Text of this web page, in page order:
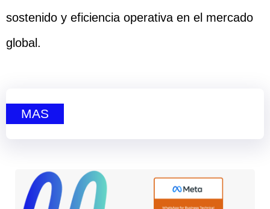
sostenido y eficiencia operativa en el mercado
global.
MAS